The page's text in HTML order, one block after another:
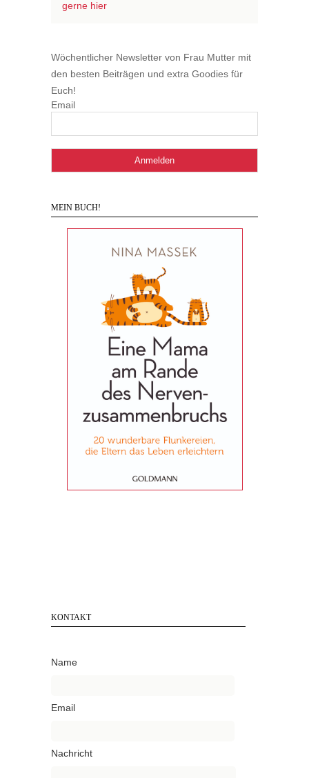
gerne hier
Wöchentlicher Newsletter von Frau Mutter mit
den besten Beiträgen und extra Goodies für
Euch!
Email
MEIN BUCH!
KONTAKT
Name
Email
Nachricht